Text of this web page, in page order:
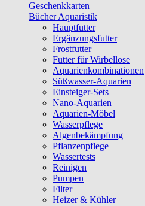
Geschenkkarten
Bücher Aquaristik
Hauptfutter
Ergänzungsfutter
Frostfutter
Futter für Wirbellose
Aquarienkombinationen
Süßwasser-Aquarien
Einsteiger-Sets
Nano-Aquarien
Aquarien-Möbel
Wasserpflege
Algenbekämpfung
Pflanzenpflege
Wassertests
Reinigen
Pumpen
Filter
Heizer & Kühler